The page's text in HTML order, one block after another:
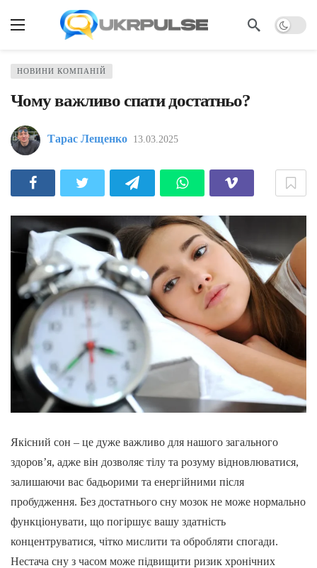
НОВИНИ КОМПАНІЙ
Чому важливо спати достатньо?
Тарас Лещенко 13.03.2025
Якісний сон – це дуже важливо для нашого загального
здоров’я, адже він дозволяє тілу та розуму відновлюватися,
залишаючи вас бадьорими та енергійними після
пробудження. Без достатнього сну мозок не може нормально
функціонувати, що погіршує вашу здатність
концентруватися, чітко мислити та обробляти спогади.
Нестача сну з часом може підвищити ризик хронічних